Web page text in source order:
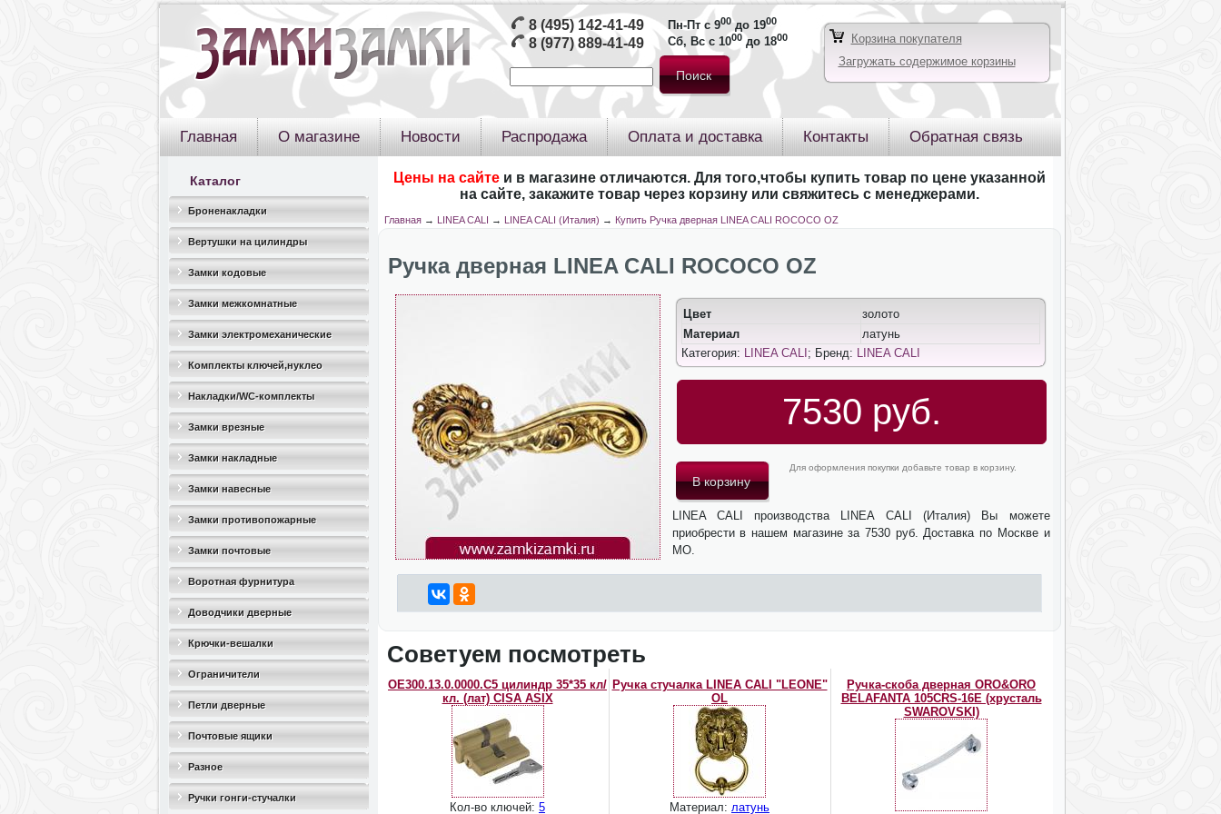
8 (495) 142-41-49
8 (977) 889-41-49
Пн-Пт с 900до 1900
Сб, Вс с 1000до 1800
Корзина покупателя
Загружать содержимое корзины
Главная О магазине Новости Распродажа Оплата и доставка Контакты Обратная связь
Каталог
Броненакладки
Вертушки на цилиндры
Замки кодовые
Замки межкомнатные
Замки электромеханические
Комплекты ключей,нуклео
Накладки/WC-комплекты
Замки врезные
Замки накладные
Замки навесные
Замки противопожарные
Замки почтовые
Воротная фурнитура
Доводчики дверные
Крючки-вешалки
Ограничители
дверные(стопоры)
Петли дверные
Почтовые ящики
Разное
Ручки гонги-стучалки
Цены на сайте и в магазине отличаются. Для того,чтобы купить товар по цене указанной
на сайте, закажите товар через корзину или свяжитесь с менеджерами.
Главная → LINEA CALI → LINEA CALI (Италия) → Купить Ручка дверная LINEA CALI ROCOCO OZ
Ручка дверная LINEA CALI ROCOCO OZ
Цвет
золото
Материал
латунь
Категория: LINEA CALI ; Бренд: LINEA CALI
7530 руб.
Для оформления покупки добавьте товар в корзину.
LINEA CALI производства LINEA CALI (Италия) Вы можете
приобрести в нашем магазине за 7530 руб. Доставка по Москве и
МО.
Советуем посмотреть
OЕ300.13.0.0000.C5 цилиндр 35*35 кл/
кл. (лат) CISA ASIX
Кол-во ключей: 5
Ручка стучалка LINEA CALI "LEONE"
OL
Материал: латунь
Ручка-скоба дверная ORO&ORO
BELAFANTA 105CRS-16E (хрусталь
SWAROVSKI)